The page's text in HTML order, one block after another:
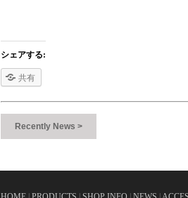
シェアする:
共有
Recently News >